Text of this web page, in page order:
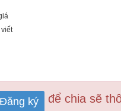
Đăng ký để chia sẽ